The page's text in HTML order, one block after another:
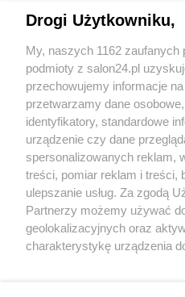
Sport
Społeczeństwo
Kultura
X Facebook
Drogi Użytkowniku,
My, naszych 1162 zaufanych
podmioty z salon24.pl
przechowujemy informacje
przetwarzamy dane
identyfikatory, standardowe
urządzenie czy dane
spersonalizowanych reklam,
treści, pomiar reklam i treści,
ulepszanie usług. Za zgodą
Partnerzy możemy używać
geolokalizacyjnych oraz
charakterystykę urządzenia